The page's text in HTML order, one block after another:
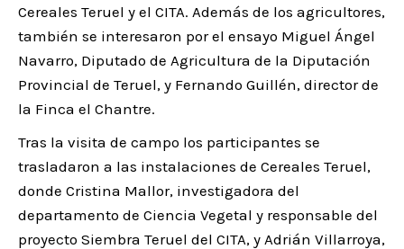
Cereales Teruel y el CITA. Además de los agricultores,
también se interesaron por el ensayo Miguel Ángel
Navarro, Diputado de Agricultura de la Diputación
Provincial de Teruel, y Fernando Guillén, director de
la Finca el Chantre.
Tras la visita de campo los participantes se
trasladaron a las instalaciones de Cereales Teruel,
donde Cristina Mallor, investigadora del
departamento de Ciencia Vegetal y responsable del
proyecto Siembra Teruel del CITA, y Adrián Villarroya,